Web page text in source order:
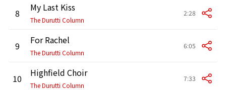
8 My Last Kiss
The Durutti Column
2:28
9 For Rachel
The Durutti Column
6:05
10 Highfield Choir
The Durutti Column
7:33